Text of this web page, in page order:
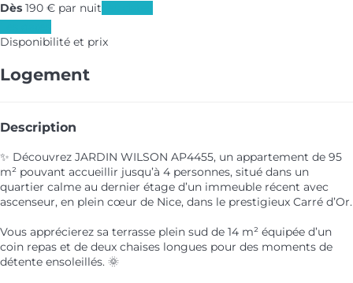
Dès 190 € par nuit
Disponibilité et prix
Logement
Description
✨ Découvrez JARDIN WILSON AP4455, un appartement de 95
m² pouvant accueillir jusqu’à 4 personnes, situé dans un
quartier calme au dernier étage d’un immeuble récent avec
ascenseur, en plein cœur de Nice, dans le prestigieux Carré d’Or.
Vous apprécierez sa terrasse plein sud de 14 m² équipée d’un
coin repas et de deux chaises longues pour des moments de
détente ensoleillés. 🌞